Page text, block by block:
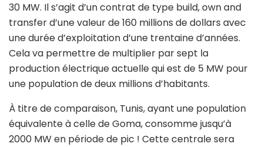
30 MW. Il s’agit d’un contrat de type build, own and
transfer d’une valeur de 160 millions de dollars avec
une durée d’exploitation d’une trentaine d’années.
Cela va permettre de multiplier par sept la
production électrique actuelle qui est de 5 MW pour
une population de deux millions d’habitants.
À titre de comparaison, Tunis, ayant une population
équivalente à celle de Goma, consomme jusqu’à
2000 MW en période de pic ! Cette centrale sera